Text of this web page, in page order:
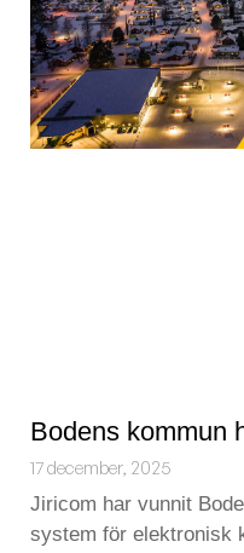
Bodens kommun
17 december, 2025
Jiricom har vunnit
system för elektronisk